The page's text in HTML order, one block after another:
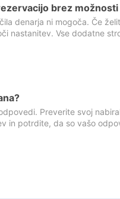
brez
denarja ni mogoča. Če
nastanitev. Vse dodatne
Preverite svoj
in potrdite, da so vašo